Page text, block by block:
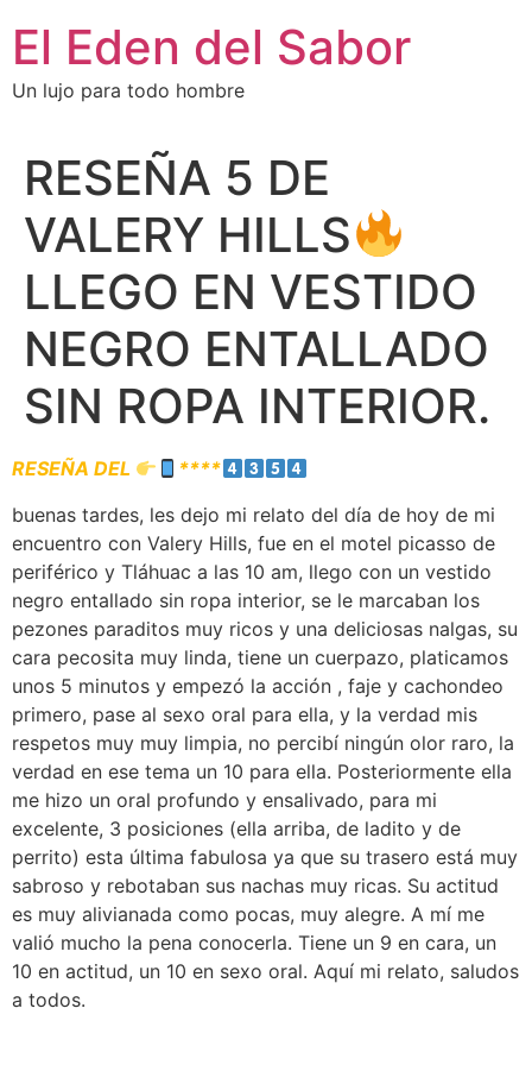
El Eden del Sabor
Un lujo para todo hombre
RESEÑA 5 DE
VALERY HILLS
LLEGO EN VESTIDO
NEGRO ENTALLADO
SIN ROPA INTERIOR.
RESEÑA DEL
****
buenas tardes, les dejo mi relato del día de hoy de mi
encuentro con Valery Hills, fue en el motel picasso de
periférico y Tláhuac a las 10 am, llego con un vestido
negro entallado sin ropa interior, se le marcaban los
pezones paraditos muy ricos y una deliciosas nalgas, su
cara pecosita muy linda, tiene un cuerpazo, platicamos
unos 5 minutos y empezó la acción , faje y cachondeo
primero, pase al sexo oral para ella, y la verdad mis
respetos muy muy limpia, no percibí ningún olor raro, la
verdad en ese tema un 10 para ella. Posteriormente ella
me hizo un oral profundo y ensalivado, para mi
excelente, 3 posiciones (ella arriba, de ladito y de
perrito) esta última fabulosa ya que su trasero está muy
sabroso y rebotaban sus nachas muy ricas. Su actitud
es muy alivianada como pocas, muy alegre. A mí me
valió mucho la pena conocerla. Tiene un 9 en cara, un
10 en actitud, un 10 en sexo oral. Aquí mi relato, saludos
a todos.